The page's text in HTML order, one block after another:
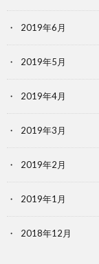
2019年6月
2019年5月
2019年4月
2019年3月
2019年2月
2019年1月
2018年12月